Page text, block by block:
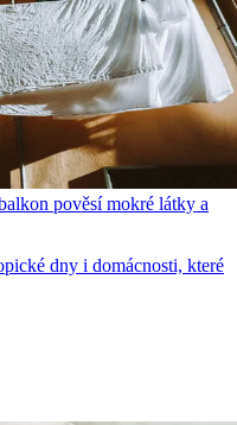
pověsí mokré látky a
dny i domácnosti, které